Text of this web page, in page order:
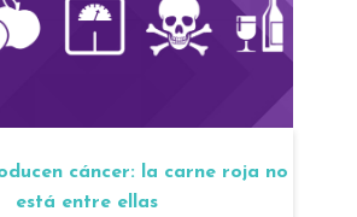
cáncer: la carne roja no
está entre ellas